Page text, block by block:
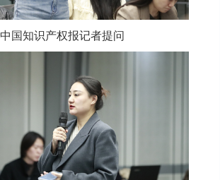
中国知识产权报记者提问